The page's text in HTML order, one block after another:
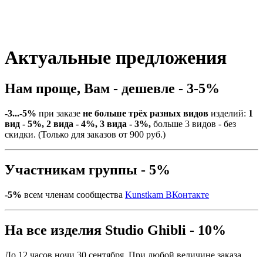
Актуальные предложения
Нам проще, Вам - дешевле - 3-5%
-3...-5% при заказе не больше трёх разных видов изделий: 1
вид - 5%, 2 вида - 4%, 3 вида - 3%, больше 3 видов - без
скидки. (Только для заказов от 900 руб.)
Участникам группы - 5%
-5% всем членам сообщества Kunstkam ВКонтакте
На все изделия Studio Ghibli - 10%
До 12 часов ночи 30 сентября. При любой величине заказа